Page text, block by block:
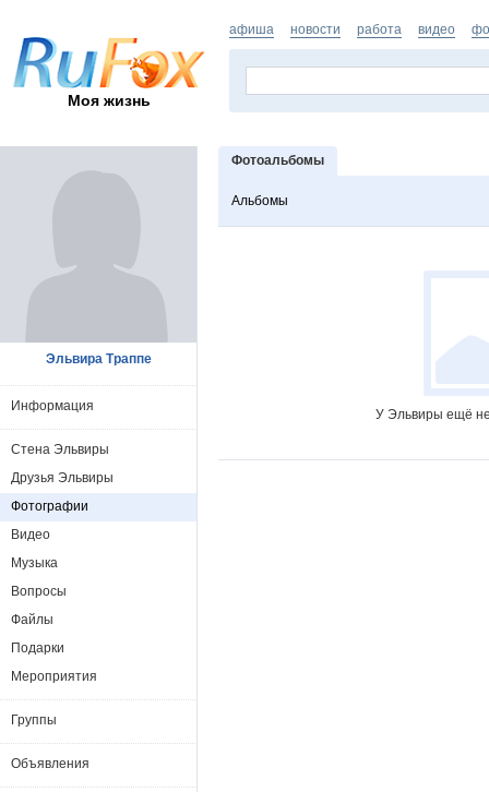
Моя жизнь
афиша новости работа видео
Фотоальбомы
Альбомы
У Эльвиры ещё
Эльвира Траппе
Информация
Стена Эльвиры
Друзья Эльвиры
Фотографии
Видео
Музыка
Вопросы
Файлы
Подарки
Мероприятия
Группы
Объявления